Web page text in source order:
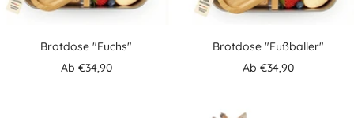
Brotdose "Fuchs"
Angebotspreis
Ab €34,90
Brotdose "Fußballer"
Angebotspreis
Ab €34,90